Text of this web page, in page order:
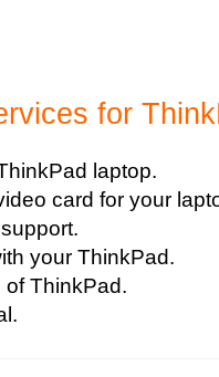
for
laptop.
card for your
your ThinkPad.
of ThinkPad.